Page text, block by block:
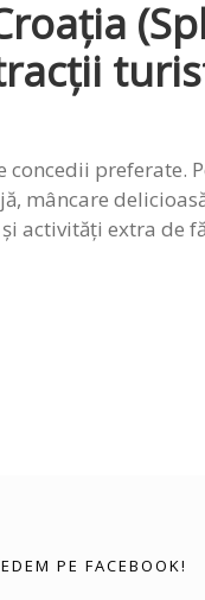
concedii preferate.
mâncare
activități extra de
PE FACEBOOK!